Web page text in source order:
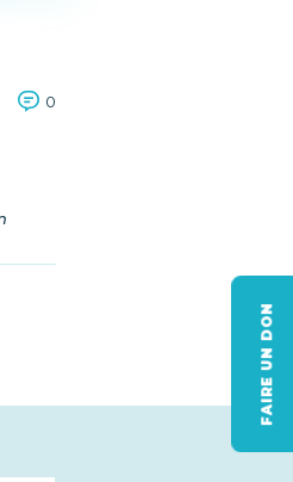
FAIRE UN DON
0